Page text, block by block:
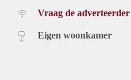
Vraag de adverteerder
Eigen woonkamer